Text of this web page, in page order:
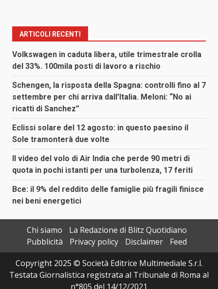
ARTICOLI RECENTI
Volkswagen in caduta libera, utile trimestrale crolla
del 33%. 100mila posti di lavoro a rischio
Schengen, la risposta della Spagna: controlli fino al 7
settembre per chi arriva dall’Italia. Meloni: “No ai
ricatti di Sanchez”
Eclissi solare del 12 agosto: in questo paesino il
Sole tramonterà due volte
Il video del volo di Air India che perde 90 metri di
quota in pochi istanti per una turbolenza, 17 feriti
Bce: il 9% del reddito delle famiglie più fragili finisce
nei beni energetici
Chi siamo
La Redazione di Blitz Quotidiano
Pubblicità
Privacy policy Disclaimer
Feed
Copyright 2025 © Società Editrice Multimediale S.r.l.
Testata Giornalistica registrata al Tribunale di Roma al
n°805 del 14/12/2021